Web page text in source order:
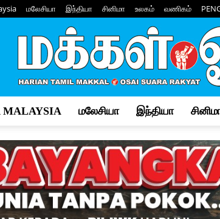
மலேசியா இந்தியா சினிமா உலகம் வணிகம்
Osai
MALAYSIA மலேசியா இந்தியா